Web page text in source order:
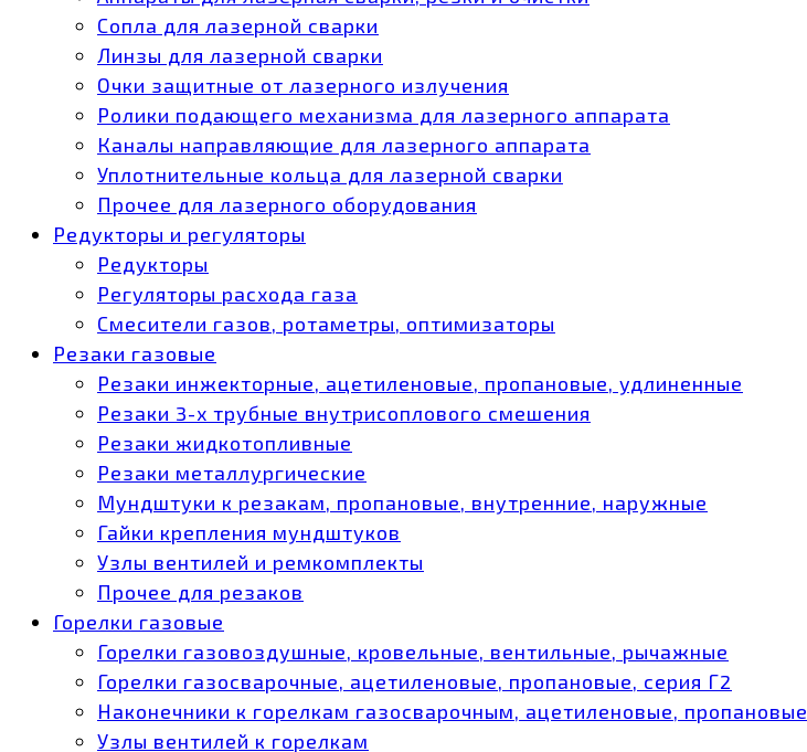
Сопла для лазерной сварки
Линзы для лазерной сварки
Очки защитные от лазерного излучения
Ролики подающего механизма для лазерного аппарата
Каналы направляющие для лазерного аппарата
Уплотнительные кольца для лазерной сварки
Прочее для лазерного оборудования
Редукторы и регуляторы
Редукторы
Регуляторы расхода газа
Смесители газов, ротаметры, оптимизаторы
Резаки газовые
Резаки инжекторные, ацетиленовые, пропановые, удлиненные
Резаки 3-х трубные внутрисоплового смешения
Резаки жидкотопливные
Резаки металлургические
Мундштуки к резакам, пропановые, внутренние, наружные
Гайки крепления мундштуков
Узлы вентилей и ремкомплекты
Прочее для резаков
Горелки газовые
Горелки газовоздушные, кровельные, вентильные, рычажные
Горелки газосварочные, ацетиленовые, пропановые, серия Г2
Наконечники к горелкам газосварочным, ацетиленовые, пропановые
Узлы вентилей к горелкам